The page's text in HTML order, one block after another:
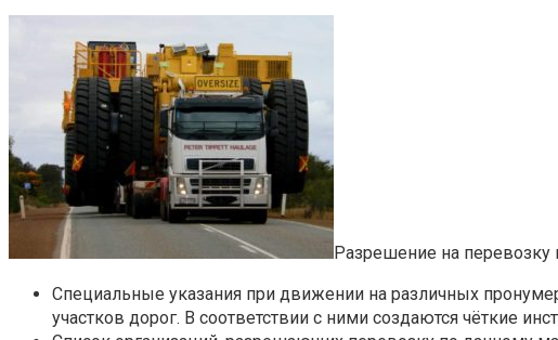
Разрешение на
Специальные указания при движении на различных
участков дорог. В соответствии с ними создаются чёткие